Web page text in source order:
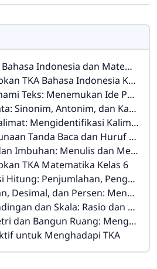
Matematika Kelas 6: Strategi Sukses Menghadapi Ujian
TKA Bahasa Indonesia Kelas 6
Menemukan Ide Pokok dan Pesan dalam Bacaan
Sinonim, Antonim, dan Kata Baku
Kalimat Perintah dan Kalimat Ajakan
Tanda Baca dan Huruf Kapital
Menulis dan Memahami Struktur Surat
TKA Matematika Kelas 6
Pengurangan, Perkalian, dan Pembagian
dan Persen: Menghitung dan Mengubah Bentuk
dan Skala: Rasio dan Proporsi
Ruang: Menghitung Luas, Keliling, dan Volume
untuk Menghadapi TKA